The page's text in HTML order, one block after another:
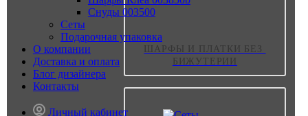
ШАРФЫ И ПЛАТКИ БЕЗ
БИЖУТЕРИИ
Снуды 003500
Сеты
Подарочная упаковка
О компании
Доставка и оплата
Блог дизайнера
Контакты
Личный кабинет